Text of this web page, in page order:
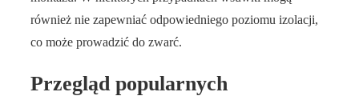
również nie zapewniać odpowiedniego poziomu izolacji,
co może prowadzić do zwarć.
Przegląd popularnych